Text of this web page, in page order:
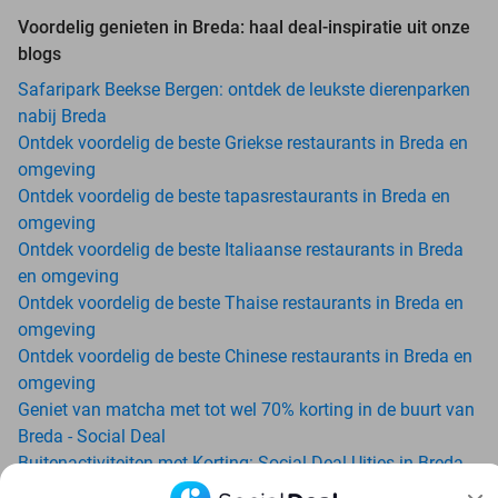
Voordelig genieten in Breda: haal deal-inspiratie uit onze
blogs
Safaripark Beekse Bergen: ontdek de leukste dierenparken
nabij Breda
Ontdek voordelig de beste Griekse restaurants in Breda en
omgeving
Ontdek voordelig de beste tapasrestaurants in Breda en
omgeving
Ontdek voordelig de beste Italiaanse restaurants in Breda
en omgeving
Ontdek voordelig de beste Thaise restaurants in Breda en
omgeving
Ontdek voordelig de beste Chinese restaurants in Breda en
omgeving
Geniet van matcha met tot wel 70% korting in de buurt van
Breda - Social Deal
Buitenactiviteiten met Korting: Social Deal Uitjes in Breda
Ga voordelig de padelbaan op met Social Deal in de buurt